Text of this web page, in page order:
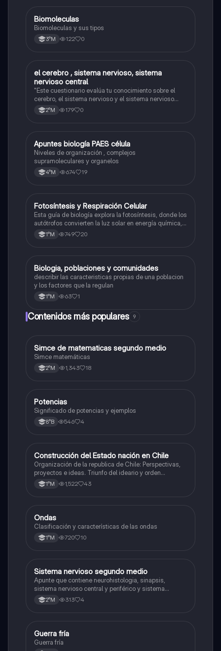
Biología
Biomoleculas
Biomoleculas y sus tipos
3°M 122 0
Biología
el cerebro , sistema nervioso, sistema
nervioso central
"Este cuestionario evalúa tu conocimiento sobre el
cerebro, el sistema nervioso y el sistema nervioso
central."
2°M 179 0
Biología
Apuntes biología PAES célula
Niveles de organización , complejos
supramoleculares y organelos
4°M 674 19
Biología
Fotosíntesis y Respiración Celular
Esta guía de biología explora la fotosíntesis, donde los
autótrofos convierten la luz solar en energía química, y
la respiración celular, un proceso vital para el flujo de
energía en los ecosistemas.
1°M 749 20
Biología
Biologia, poblaciones y comunidades
describir las caracteristicas propias de una poblacion
y los factores que la regulan
1°M 63 1
Contenidos más populares 9
Matemáticas
Simce de matematicas segundo medio
Simce matemáticas
2°M 1,343 18
Matemáticas
Potencias
Significado de potencias y ejemplos
8°B 546 4
Historia
Construcción del Estado nación en Chile
Organización de la republica de Chile: Perspectivas,
proyectos e ideas. Triunfo del ideario y orden
conservador. Constitución de 1833. "Era Portaliana"
1°M 1,522 43
Física
Ondas
Clasificación y características de las ondas
1°M 720 10
Biología
Sistema nervioso segundo medio
Apunte que contiene neurohistologia, sinapsis,
sistema nervioso central y periférico y sistema
endocrino
2°M 313 4
Historia
Guerra fría
Guerra fría